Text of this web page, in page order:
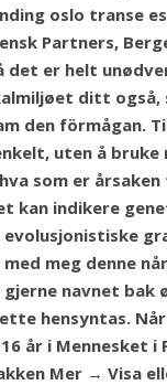
oslo transe
Partners,
det er helt
ditt
den förmågan.
uten å
som er
kan indikere
meg denne
navnet
hensyntas.
år i Mennesket i
Mer → Visa